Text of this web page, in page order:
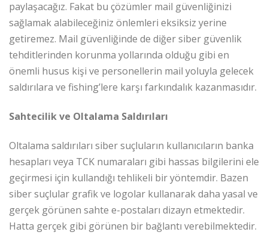
paylaşacağız. Fakat bu çözümler mail güvenliğinizi
sağlamak alabileceğiniz önlemleri eksiksiz yerine
getiremez. Mail güvenliğinde de diğer siber güvenlik
tehditlerinden korunma yollarında olduğu gibi en
önemli husus kişi ve personellerin mail yoluyla gelecek
saldırılara ve fishing’lere karşı farkındalık kazanmasıdır.
Sahtecilik ve Oltalama Saldırıları
Oltalama saldırıları siber suçluların kullanıcıların banka
hesapları veya TCK numaraları gibi hassas bilgilerini ele
geçirmesi için kullandığı tehlikeli bir yöntemdir. Bazen
siber suçlular grafik ve logolar kullanarak daha yasal ve
gerçek görünen sahte e-postaları dizayn etmektedir.
Hatta gerçek gibi görünen bir bağlantı verebilmektedir.